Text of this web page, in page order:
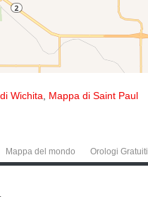
Wichita Mappa di Saint Paul
Mappa del mondo Orologi Gratuiti